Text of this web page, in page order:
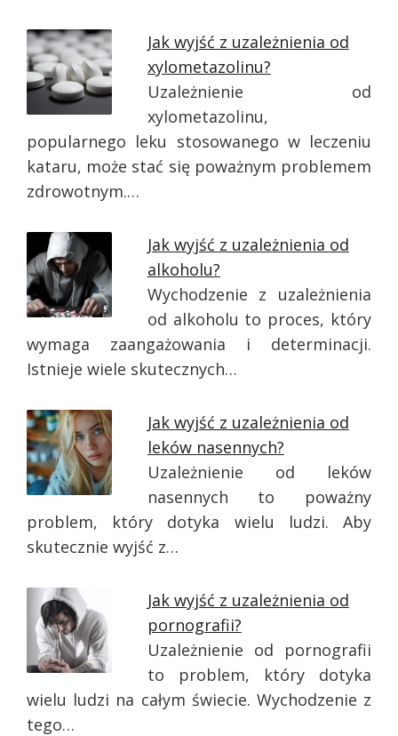
Jak wyjść z uzależnienia od
xylometazolinu?
Uzależnienie od
xylometazolinu,
popularnego leku stosowanego w leczeniu
kataru, może stać się poważnym problemem
zdrowotnym.…
Jak wyjść z uzależnienia od
alkoholu?
Wychodzenie z uzależnienia
od alkoholu to proces, który
wymaga zaangażowania i determinacji.
Istnieje wiele skutecznych…
Jak wyjść z uzależnienia od
leków nasennych?
Uzależnienie od leków
nasennych to poważny
problem, który dotyka wielu ludzi. Aby
skutecznie wyjść z…
Jak wyjść z uzależnienia od
pornografii?
Uzależnienie od pornografii
to problem, który dotyka
wielu ludzi na całym świecie. Wychodzenie z
tego…